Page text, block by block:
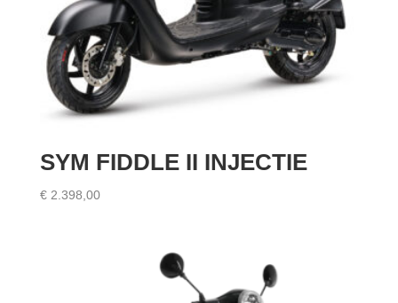
SYM FIDDLE II INJECTIE
€2.398,00